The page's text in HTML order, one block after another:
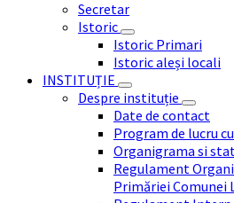
Secretar
Istoric
Istoric Primari
Istoric aleși locali
INSTITUȚIE
Despre instituție
Date de contact
Program de lucru
Organigrama si
Regulament
Primăriei Comunei